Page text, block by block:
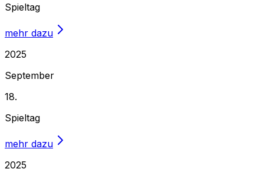
Spieltag
mehr dazu
2025
September
18.
Spieltag
mehr dazu
2025